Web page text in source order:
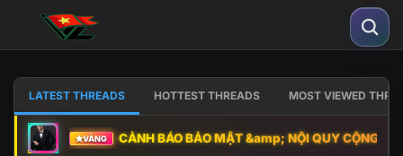
LATEST THREADS HOTTEST THREADS MOST VIEWED
VÀNG CẢNH BÁO BẢO MẬT &amp; NỘI QUY CỘNG